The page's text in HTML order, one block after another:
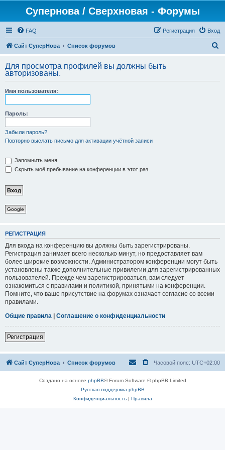
Супернова / Сверхновая - Форумы
FAQ Вход
Регистрация
Сайт СуперНова Список форумов
с
Для просмотра профилей вы должны быть
авторизованы.
Имя пользователя:
Пароль:
Забыли пароль?
Повторно выслать письмо для активации учётной записи
Запомнить меня
Скрыть моё пребывание на конференции в этот раз
Google
РЕГИСТРАЦИЯ
Для входа на конференцию вы должны быть зарегистрированы.
Регистрация занимает всего несколько минут, но предоставляет вам
более широкие возможности. Администратором конференции могут быть
установлены также дополнительные привилегии для зарегистрированных
пользователей. Прежде чем зарегистрироваться, вам следует
ознакомиться с правилами и политикой, принятыми на конференции.
Помните, что ваше присутствие на форумах означает согласие со всеми
правилами.
Общие правила | Соглашение о конфиденциальности
Регистрация
Сайт СуперНова Список форумов Часовой пояс: UTC+02:00
Создано на основе phpBB® Forum Software © phpBB Limited
Русская поддержка phpBB
Конфиденциальность| Правила